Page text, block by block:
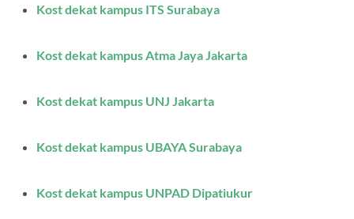
Kost dekat kampus ITS Surabaya
Kost dekat kampus Atma Jaya Jakarta
Kost dekat kampus UNJ Jakarta
Kost dekat kampus UBAYA Surabaya
Kost dekat kampus UNPAD Dipatiukur